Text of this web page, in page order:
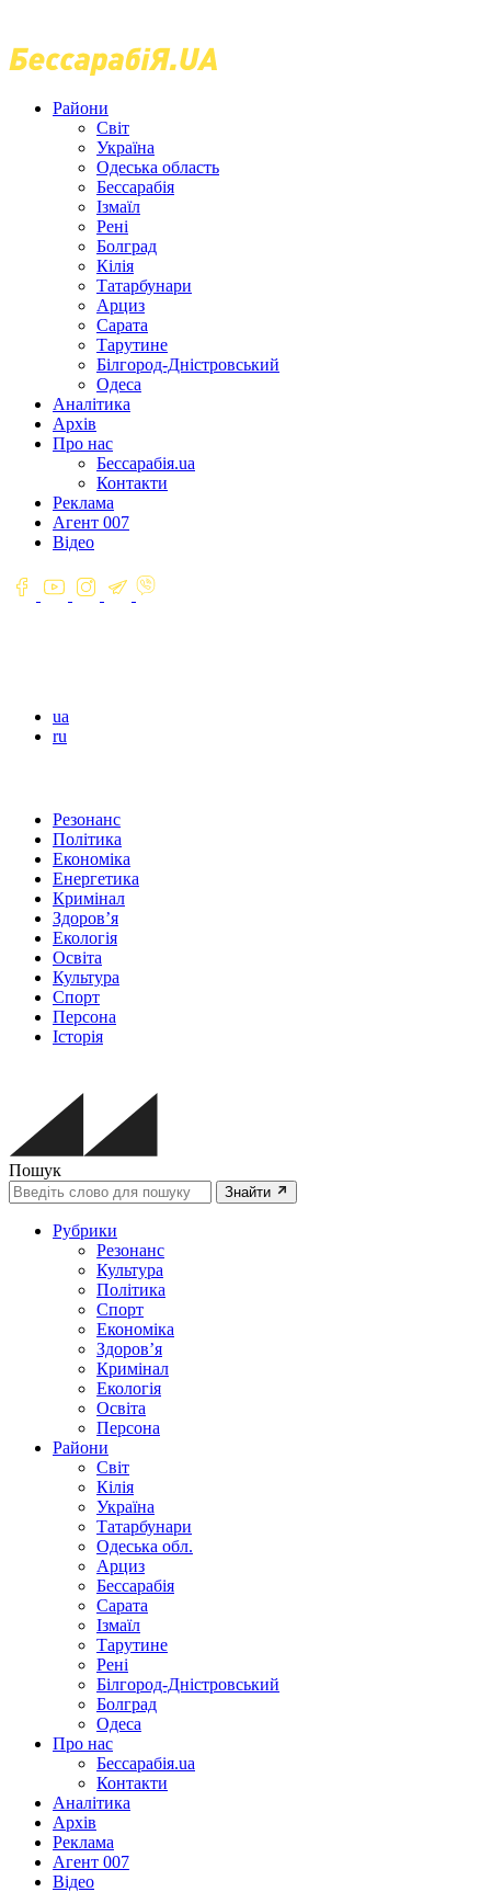
Райони
Світ
Україна
Одеська область
Бессарабія
Ізмаїл
Рені
Болград
Кілія
Татарбунари
Арциз
Сарата
Тарутине
Білгород-Дністровський
Одеса
Аналітика
Архів
Про нас
Бессарабія.ua
Контакти
Реклама
Агент 007
Відео
ua
ru
Резонанс
Політика
Економіка
Енергетика
Кримінал
Здоров’я
Екологія
Освіта
Культура
Спорт
Персона
Історія
Пошук
Знайти
Рубрики
Резонанс
Культура
Політика
Спорт
Економіка
Здоров’я
Кримінал
Екологія
Освіта
Персона
Райони
Світ
Кілія
Україна
Татарбунари
Одеська обл.
Арциз
Бессарабія
Сарата
Ізмаїл
Тарутине
Рені
Білгород-Дністровський
Болград
Одеса
Про нас
Бессарабія.ua
Контакти
Аналітика
Архів
Реклама
Агент 007
Відео